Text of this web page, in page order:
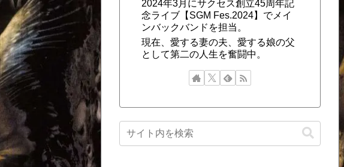
2024年3月にサクセス創立45周年記
念ライブ【SGM Fes.2024】でメイ
ンバックバンドを担当。
現在、愛する妻の夫、愛する娘の父
として第二の人生を奮闘中。